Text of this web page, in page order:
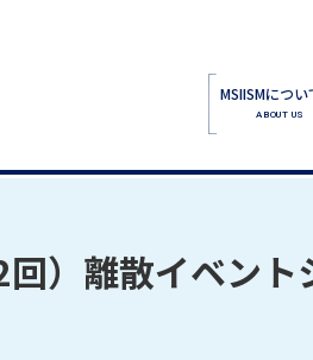
MSIISMについ
ABOUT US
）離散イベン